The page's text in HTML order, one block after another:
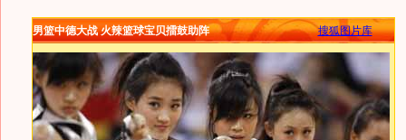
男篮中德大战 火辣篮球宝贝擂鼓助阵 搜狐图片库